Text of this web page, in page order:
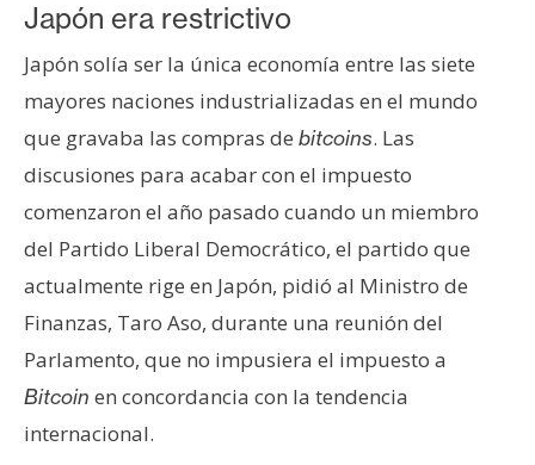
R
e
u
r
s
o
C
o
t
Japón era restrictivo
Japón solía ser la única economía entre las siete
mayores naciones industrializadas en el mundo
que gravaba las compras de bitcoins. Las
discusiones para acabar con el impuesto
comenzaron el año pasado cuando un miembro
del Partido Liberal Democrático, el partido que
actualmente rige en Japón, pidió al Ministro de
Finanzas, Taro Aso, durante una reunión del
Parlamento, que no impusiera el impuesto a
Bitcoin en concordancia con la tendencia
internacional.